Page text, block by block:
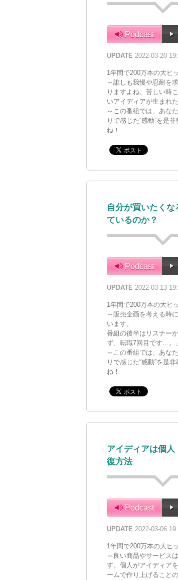
Podcast
UPDATE 2022-03-20
1年間で200万本の大ヒ
～誰しも我慢や忍耐を
りますよね。苦しい時
いアイディアが生まれ
～この番組では、あな
りで感じた“感動”を是
ね！
自分が買いたく
ているのか？
Podcast
UPDATE 2022-03-13
1年間で200万本の大ヒ
～販売企画を考える時
います。
番組の後半はリスナー
ず、転職7回目です…。
～この番組では、あな
りで感じた“感動”を是
ね！
アイディアは個
復方法
Podcast
UPDATE 2022-03-06
1年間で200万本の大ヒ
～良い商品やサービス
す。個人がアイディア
ームで作り上げること